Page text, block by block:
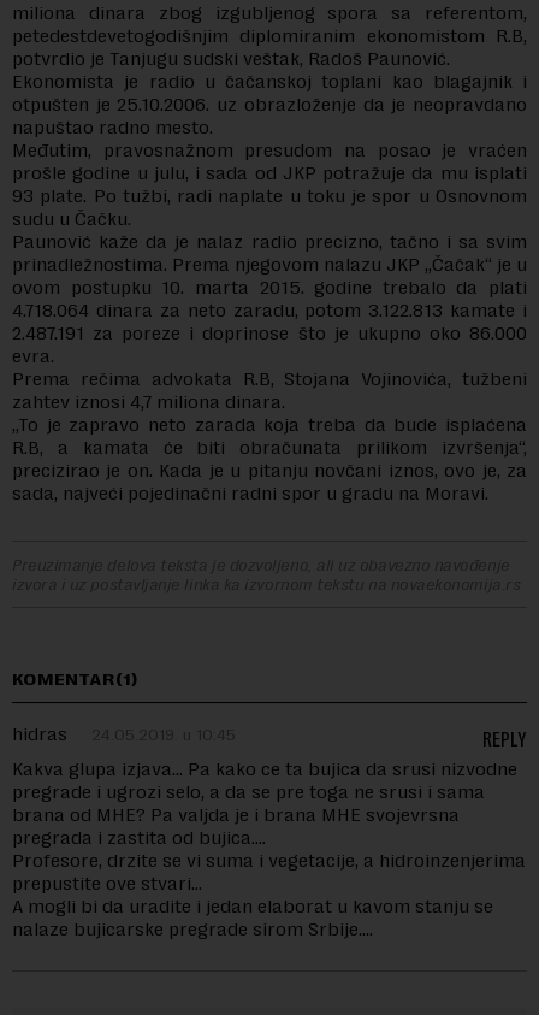
miliona dinara zbog izgubljenog spora sa referentom,
petedestdevetogodišnjim diplomiranim ekonomistom R.B,
potvrdio je Tanjugu sudski veštak, Radoš Paunović.
Ekonomista je radio u čačanskoj toplani kao blagajnik i
otpušten je 25.10.2006. uz obrazloženje da je neopravdano
napuštao radno mesto.
Međutim, pravosnažnom presudom na posao je vraćen
prošle godine u julu, i sada od JKP potražuje da mu isplati
93 plate. Po tužbi, radi naplate u toku je spor u Osnovnom
sudu u Čačku.
Paunović kaže da je nalaz radio precizno, tačno i sa svim
prinadležnostima. Prema njegovom nalazu JKP „Čačak“ je u
ovom postupku 10. marta 2015. godine trebalo da plati
4.718.064 dinara za neto zaradu, potom 3.122.813 kamate i
2.487.191 za poreze i doprinose što je ukupno oko 86.000
evra.
Prema rečima advokata R.B, Stojana Vojinovića, tužbeni
zahtev iznosi 4,7 miliona dinara.
„To je zapravo neto zarada koja treba da bude isplaćena
R.B, a kamata će biti obračunata prilikom izvršenja“,
precizirao je on. Kada je u pitanju novčani iznos, ovo je, za
sada, najveći pojedinačni radni spor u gradu na Moravi.
Preuzimanje delova teksta je dozvoljeno, ali uz obavezno navođenje
izvora i uz postavljanje linka ka izvornom tekstu na novaekonomija.rs
KOMENTAR(1)
hidras 24.05.2019. u 10:45
Kakva glupa izjava… Pa kako ce ta bujica da srusi nizvodne
pregrade i ugrozi selo, a da se pre toga ne srusi i sama
brana od MHE? Pa valjda je i brana MHE svojevrsna
pregrada i zastita od bujica….
Profesore, drzite se vi suma i vegetacije, a hidroinzenjerima
prepustite ove stvari…
A mogli bi da uradite i jedan elaborat u kavom stanju se
nalaze bujicarske pregrade sirom Srbije….
REPLY